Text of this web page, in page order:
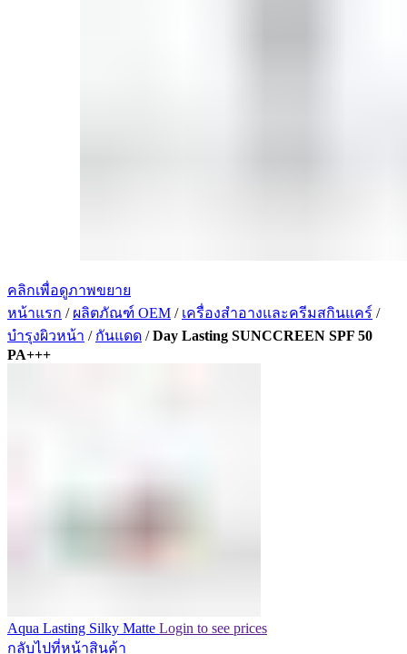
คลิกเพื่อดูภาพขยาย
หน้าแรก / ผลิตภัณฑ์ OEM / เครื่องสำอางและครีมสกินแคร์ /
บำรุงผิวหน้า / กันแดด /Day Lasting SUNCCREEN SPF 50
PA+++
Aqua Lasting Silky Matte Login to see prices
กลับไปที่หน้าสินค้า